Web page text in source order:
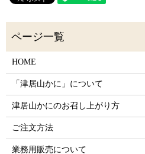
HOME
「津居山かに」について
津居山かにのお召し上がり方
ご注文方法
業務用販売について